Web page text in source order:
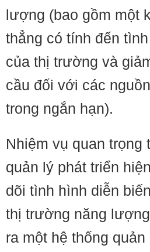
lượng (bao gồm một
thẳng có tính đến
của thị trường và
cầu đối với các
trong ngắn hạn).
Nhiệm vụ quan trọng
quản lý phát triển
dõi tình hình diễn
thị trường năng
ra một hệ thống